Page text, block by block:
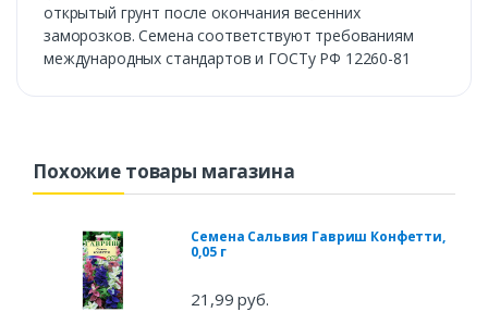
открытый грунт после окончания весенних
заморозков. Семена соответствуют требованиям
международных стандартов и ГОСТу РФ 12260-81
Похожие товары магазина
Семена Сальвия Гавриш Конфетти,
0,05 г
21,99 руб.